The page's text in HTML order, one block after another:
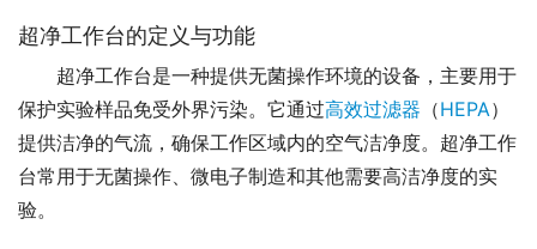
超净工作台的定义与功能
超净工作台是一种提供无菌操作环境的设备，主要用于
保护实验样品免受外界污染。它通过高效过滤器 （HEPA）
提供洁净的气流，确保工作区域内的空气洁净度。超净工作
台常用于无菌操作、微电子制造和其他需要高洁净度的实
验。